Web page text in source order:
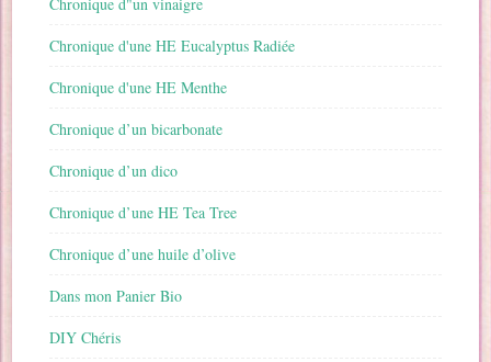
Chronique d'une HE Eucalyptus Radiée
Chronique d'une HE Menthe
Chronique d’un bicarbonate
Chronique d’un dico
Chronique d’une HE Tea Tree
Chronique d’une huile d’olive
Dans mon Panier Bio
DIY Chéris